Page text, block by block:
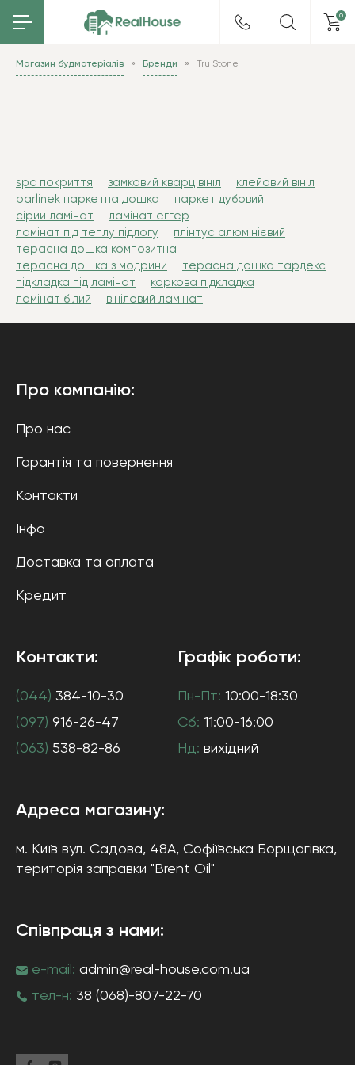
0
Магазин будматеріалів Бренди Tru Stone
spc покриття замковий кварц вініл
клейовий вініл
barlinek паркетна дошка
паркет дубовий
сірий ламінат
ламінат еггер
ламінат під теплу підлогу
плінтус алюмінієвий
терасна дошка композитна
терасна дошка з модрини
терасна дошка тардекс
підкладка під ламінат
коркова підкладка
ламінат білий
вініловий ламінат
Про компанію:
Про нас
Гарантія та повернення
Контакти
Інфо
Доставка та оплата
Кредит
Контакти:
(044) 384-10-30
(097) 916-26-47
(063) 538-82-86
Графік роботи:
Пн-Пт: 10:00-18:30
Сб: 11:00-16:00
Нд: вихідний
Адреса магазину:
м. Київ вул. Садова, 48А, Софіївська Борщагівка,
територія заправки "Brent Oil"
Співпраця з нами:
e-mail: admin@real-house.com.ua
тел-н: 38 (068)-807-22-70